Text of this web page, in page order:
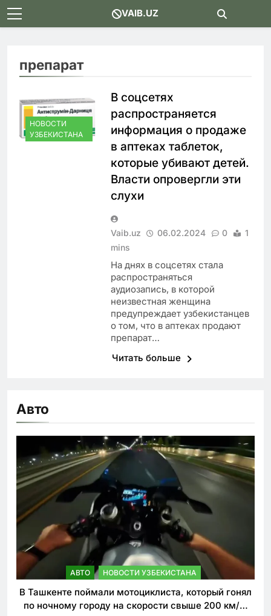
Skip
to
VAIB.UZ
препарат
НОВОСТИ
УЗБЕКИСТАНА
В соцсетях
распространяется
информация о продаже
в аптеках таблеток,
которые убивают детей.
Власти опровергли эти
слухи
Vaib.uz 06.02.2024 0
1
mins
На днях в соцсетях стала
распространяться
аудиозапись, в которой
неизвестная женщина
предупреждает узбекистанцев
о том, что в аптеках продают
препарат…
Читать больше
Авто
АВТО НОВОСТИ УЗБЕКИСТАНА
В Ташкенте поймали мотоциклиста, который гонял
по ночному городу на скорости свыше 200 км/ч.